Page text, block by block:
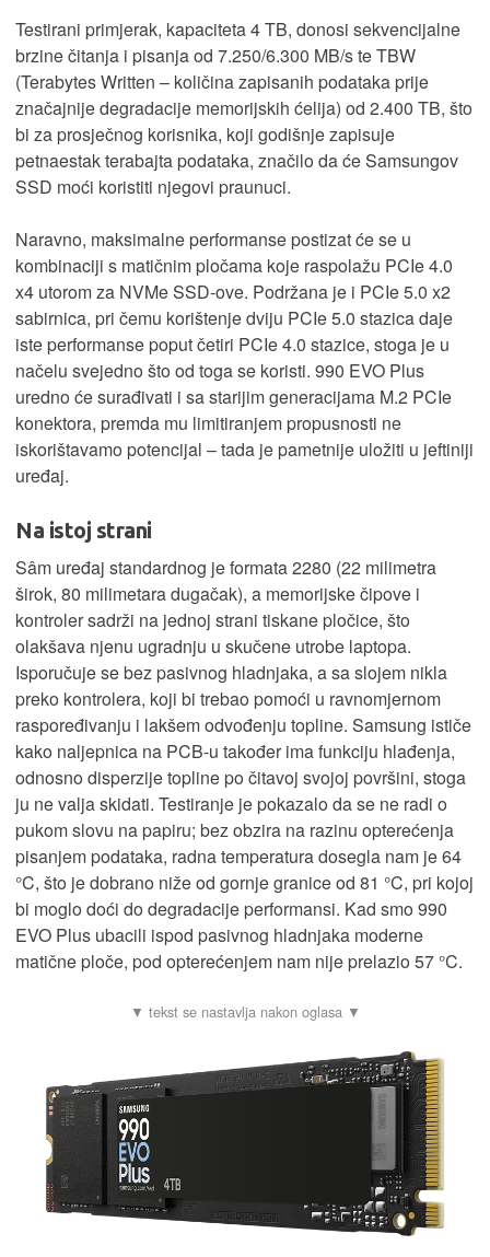
Testirani primjerak, kapaciteta 4 TB, donosi sekvencijalne
brzine čitanja i pisanja od 7.250/6.300 MB/s te TBW
(Terabytes Written – količina zapisanih podataka prije
značajnije degradacije memorijskih ćelija) od 2.400 TB, što
bi za prosječnog korisnika, koji godišnje zapisuje
petnaestak terabajta podataka, značilo da će Samsungov
SSD moći koristiti njegovi praunuci.
Naravno, maksimalne performanse postizat će se u
kombinaciji s matičnim pločama koje raspolažu PCIe 4.0
x4 utorom za NVMe SSD-ove. Podržana je i PCIe 5.0 x2
sabirnica, pri čemu korištenje dviju PCIe 5.0 stazica daje
iste performanse poput četiri PCIe 4.0 stazice, stoga je u
načelu svejedno što od toga se koristi. 990 EVO Plus
uredno će surađivati i sa starijim generacijama M.2 PCIe
konektora, premda mu limitiranjem propusnosti ne
iskorištavamo potencijal – tada je pametnije uložiti u jeftiniji
uređaj.
Na istoj strani
Sâm uređaj standardnog je formata 2280 (22 milimetra
širok, 80 milimetara dugačak), a memorijske čipove i
kontroler sadrži na jednoj strani tiskane pločice, što
olakšava njenu ugradnju u skučene utrobe laptopa.
Isporučuje se bez pasivnog hladnjaka, a sa slojem nikla
preko kontrolera, koji bi trebao pomoći u ravnomjernom
raspoređivanju i lakšem odvođenju topline. Samsung ističe
kako naljepnica na PCB-u također ima funkciju hlađenja,
odnosno disperzije topline po čitavoj svojoj površini, stoga
ju ne valja skidati. Testiranje je pokazalo da se ne radi o
pukom slovu na papiru; bez obzira na razinu opterećenja
pisanjem podataka, radna temperatura dosegla nam je 64
°C, što je dobrano niže od gornje granice od 81 °C, pri kojoj
bi moglo doći do degradacije performansi. Kad smo 990
EVO Plus ubacili ispod pasivnog hladnjaka moderne
matične ploče, pod opterećenjem nam nije prelazio 57 °C.